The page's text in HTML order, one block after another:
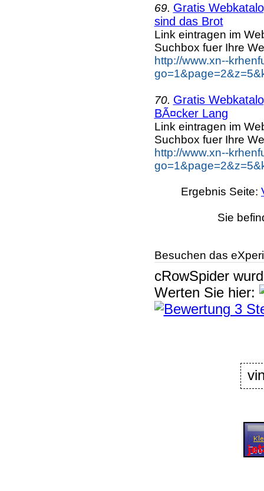
69. Gratis
sind das Brot
Link eintragen im
Suchbox fuer Ihre
http://www.xn--
70. Gratis
BÃ¤cker Lang
Link eintragen im
Suchbox fuer Ihre
http://www.xn--
Ergebnis Seite:
Sie
Besuchen das
cRowSpider
Werten Sie hier: